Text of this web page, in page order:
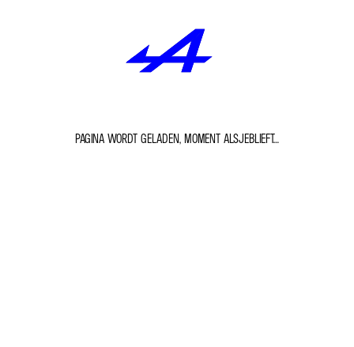
PAGINA WORDT GELADEN, MOMENT ALSJEBLIEFT…